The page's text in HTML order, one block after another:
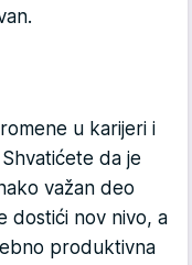
u karijeri i
da je
važan deo
dostići nov nivo, a
produktivna